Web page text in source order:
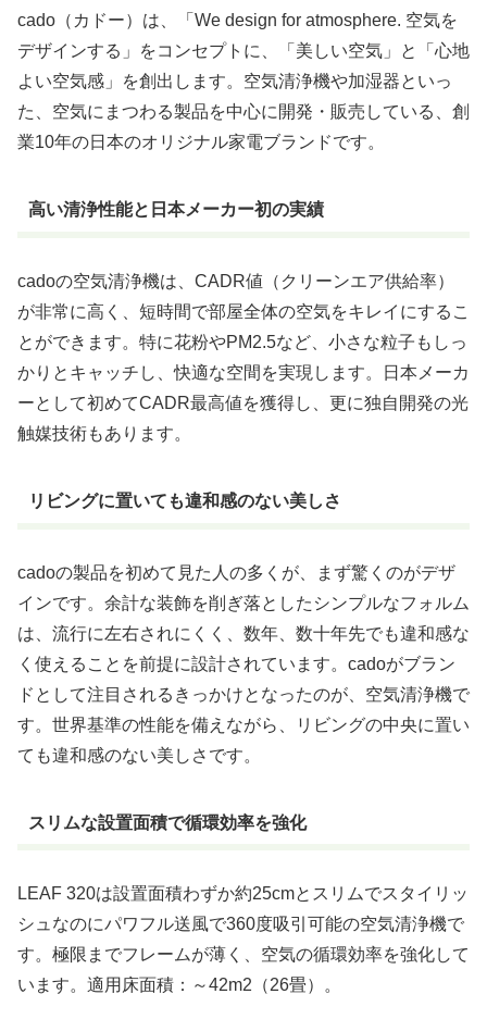
cado（カドー）は、「We design for atmosphere. 空気を
デザインする」をコンセプトに、「美しい空気」と「心地
よい空気感」を創出します。空気清浄機や加湿器といっ
た、空気にまつわる製品を中心に開発・販売している、創
業10年の日本のオリジナル家電ブランドです。
高い清浄性能と日本メーカー初の実績
cadoの空気清浄機は、CADR値（クリーンエア供給率）
が非常に高く、短時間で部屋全体の空気をキレイにするこ
とができます。特に花粉やPM2.5など、小さな粒子もしっ
かりとキャッチし、快適な空間を実現します。日本メーカ
ーとして初めてCADR最高値を獲得し、更に独自開発の光
触媒技術もあります。
リビングに置いても違和感のない美しさ
cadoの製品を初めて見た人の多くが、まず驚くのがデザ
インです。余計な装飾を削ぎ落としたシンプルなフォルム
は、流行に左右されにくく、数年、数十年先でも違和感な
く使えることを前提に設計されています。cadoがブラン
ドとして注目されるきっかけとなったのが、空気清浄機で
す。世界基準の性能を備えながら、リビングの中央に置い
ても違和感のない美しさです。
スリムな設置面積で循環効率を強化
LEAF 320は設置面積わずか約25cmとスリムでスタイリッ
シュなのにパワフル送風で360度吸引可能の空気清浄機で
す。極限までフレームが薄く、空気の循環効率を強化して
います。適用床面積：～42m2（26畳）。